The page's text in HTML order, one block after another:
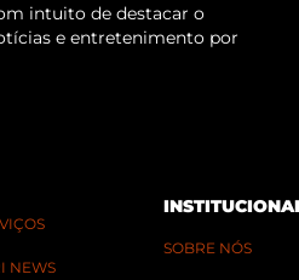
intuito de destacar o
e entretenimento por
NEWS
SOBRE NÓS